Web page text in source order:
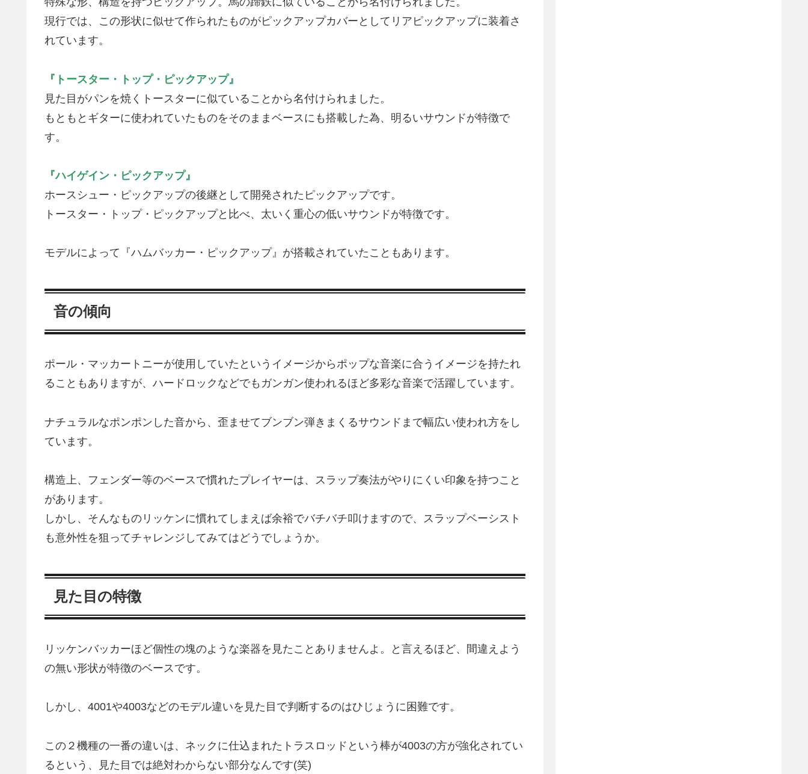
現行では、この形状に似せて作られたものがピックアップカバーとしてリアピックアップに装着さ
れています。
『トースター・トップ・ピックアップ』
見た目がパンを焼くトースターに似ていることから名付けられました。
もともとギターに使われていたものをそのままベースにも搭載した為、明るいサウンドが特徴で
す。
『ハイゲイン・ピックアップ』
ホースシュー・ピックアップの後継として開発されたピックアップです。
トースター・トップ・ピックアップと比べ、太いく重心の低いサウンドが特徴です。
モデルによって『ハムバッカー・ピックアップ』が搭載されていたこともあります。
音の傾向
ポール・マッカートニーが使用していたというイメージからポップな音楽に合うイメージを持たれ
ることもありますが、ハードロックなどでもガンガン使われるほど多彩な音楽で活躍しています。
ナチュラルなポンポンした音から、歪ませてブンブン弾きまくるサウンドまで幅広い使われ方をし
ています。
構造上、フェンダー等のベースで慣れたプレイヤーは、スラップ奏法がやりにくい印象を持つこと
があります。
しかし、そんなものリッケンに慣れてしまえば余裕でバチバチ叩けますので、スラップベーシスト
も意外性を狙ってチャレンジしてみてはどうでしょうか。
見た目の特徴
リッケンバッカーほど個性の塊のような楽器を見たことありませんよ。と言えるほど、間違えよう
の無い形状が特徴のベースです。
しかし、4001や4003などのモデル違いを見た目で判断するのはひじょうに困難です。
この２機種の一番の違いは、ネックに仕込まれたトラスロッドという棒が4003の方が強化されてい
るという、見た目では絶対わからない部分なんです(笑)